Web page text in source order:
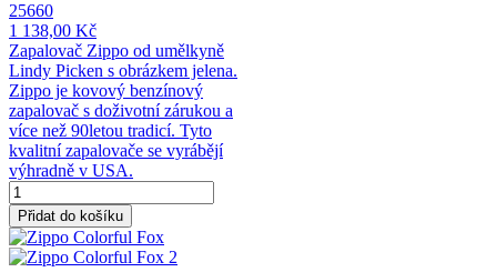
25660
1 138,00 Kč
Zapalovač Zippo od umělkyně
Lindy Picken s obrázkem jelena.
Zippo je kovový benzínový
zapalovač s doživotní zárukou a
více než 90letou tradicí. Tyto
kvalitní zapalovače se vyrábějí
výhradně v USA.
Přidat do košíku